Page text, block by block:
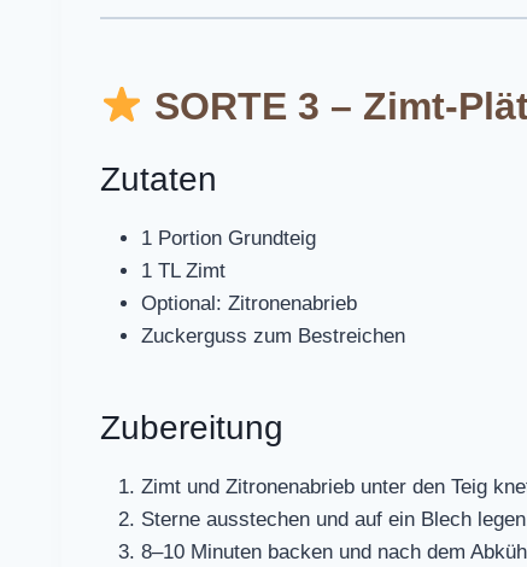
SORTE 3 – Zimt-
Zutaten
1 Portion Grundteig
1 TL Zimt
Optional: Zitronenabrieb
Zuckerguss zum Bestreichen
Zubereitung
Zimt und Zitronenabrieb unter den Teig
Sterne ausstechen und auf ein Blech
8–10 Minuten backen und nach dem